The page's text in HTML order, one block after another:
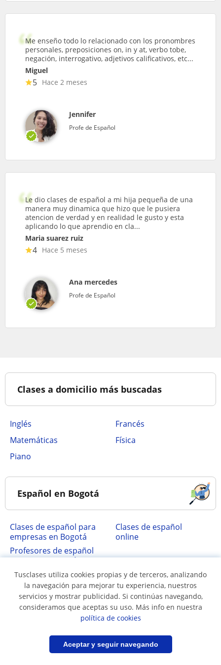
Guardar búsqueda
Me enseño todo lo relacionado con los pronombres
personales, preposiciones on, in y at, verbo tobe,
negación, interrogativo, adjetivos calificativos, etc...
Miguel
5 Hace 2 meses
Jennifer
Profe de Español
Le dio clases de español a mi hija pequeña de una
manera muy dinamica que hizo que le pusiera
atencion de verdad y en realidad le gusto y esta
aplicando lo que aprendio en cla...
Maria suarez ruiz
4 Hace 5 meses
Ana mercedes
Profe de Español
Clases a domicilio más buscadas
Inglés
Francés
Matemáticas
Física
Piano
Español en Bogotá
Clases de español para
empresas en Bogotá
Clases de español
online
Profesores de español
nativos en Bogotá
Principales localidades
Tusclases utiliza cookies propias y de terceros, analizando
la navegación para mejorar tu experiencia, nuestros
servicios y mostrar publicidad. Si continúas navegando,
consideramos que aceptas su uso. Más info en nuestra
política de cookies
Aceptar y seguir navegando